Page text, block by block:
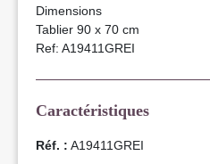
Dimensions
Tablier 90 x 70 cm
Ref: A19411GREI
Caractéristiques
Réf. : A19411GREI